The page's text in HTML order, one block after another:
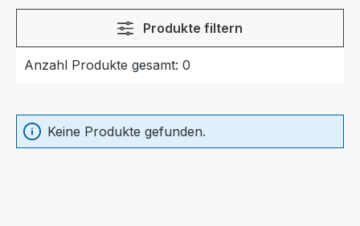
Produkte filtern
Anzahl Produkte gesamt: 0
Keine Produkte gefunden.